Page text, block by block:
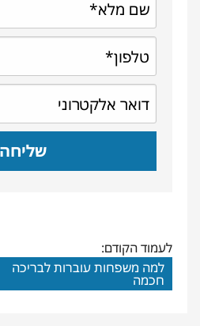
לעמוד הקודם:
למה משפחות עוברות לבריכה
חכמה